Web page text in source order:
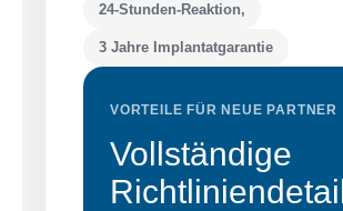
24-Stunden-Reaktion,
3 Jahre Implantatgarantie
VORTEILE FÜR NEUE PARTNER
Vollständige